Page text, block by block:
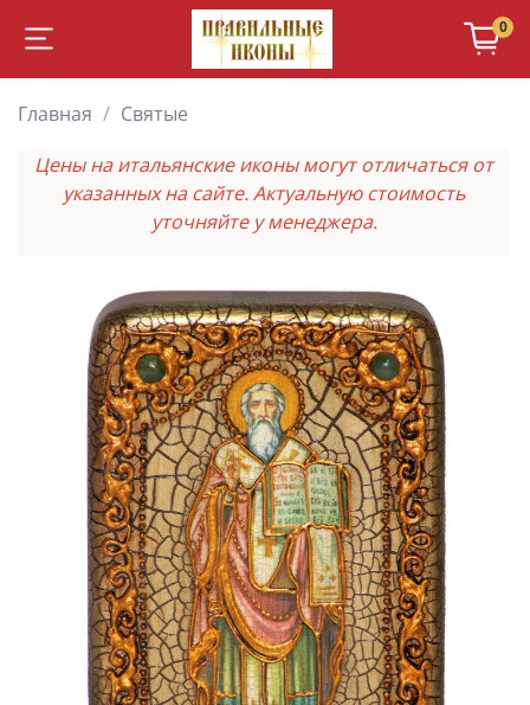
0
Главная
Святые
Цены на итальянские иконы могут отличаться от
указанных на сайте. Актуальную стоимость
уточняйте у менеджера.